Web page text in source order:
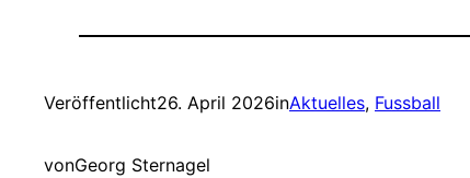
Veröffentlicht26. April 2026inAktuelles, Fussball
vonGeorg Sternagel